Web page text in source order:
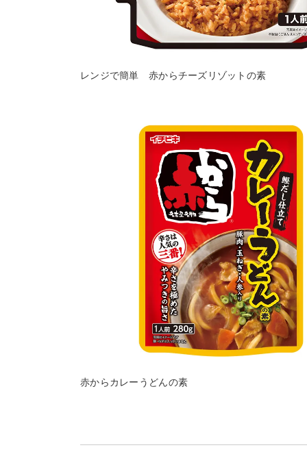
レンジで簡単 赤からチーズリゾットの素
赤からカレーうどんの素